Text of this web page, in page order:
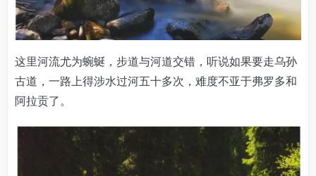
这里河流尤为蜿蜒，步道与河道交错，听说如果要走乌孙
古道，一路上得涉水过河五十多次，难度不亚于弗罗多和
阿拉贡了。